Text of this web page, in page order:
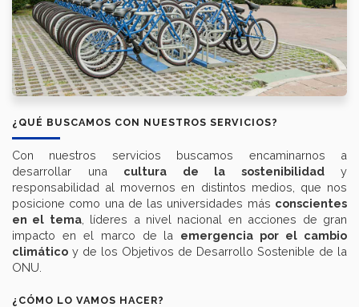
¿QUÉ BUSCAMOS CON NUESTROS SERVICIOS?
Con nuestros servicios buscamos encaminarnos a
desarrollar una cultura de la sostenibilidady
responsabilidad al movernos en distintos medios, que nos
posicione como una de las universidades más conscientes
en el tema, líderes a nivel nacional en acciones de gran
impacto en el marco de la emergencia por el cambio
climático y de los Objetivos de Desarrollo Sostenible de la
ONU.
¿CÓMO LO VAMOS HACER?